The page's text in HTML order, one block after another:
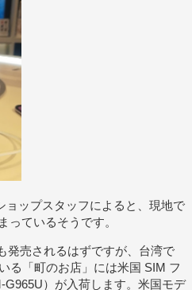
ョップスタッフによると、現地で
っているそうです。
発売されるはずですが、台湾で
る「町のお店」には米国 SIM フ
G965U）が入荷します。米国モデ